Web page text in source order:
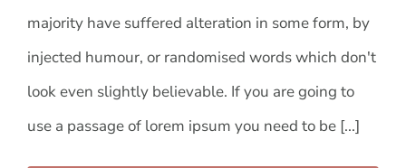
majority have suffered alteration in some form, by
injected humour, or randomised words which don't
look even slightly believable. If you are going to
use a passage of lorem ipsum you need to be [...]